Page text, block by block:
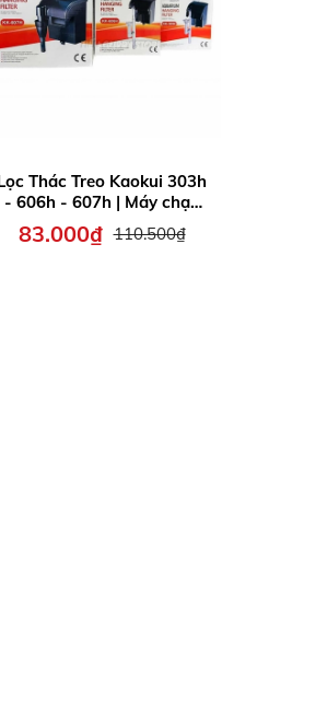
Thác Treo Kaokui 303h
- 606h - 607h | Máy chạy
êm và ko tốn điện
83.000₫ 110.500₫